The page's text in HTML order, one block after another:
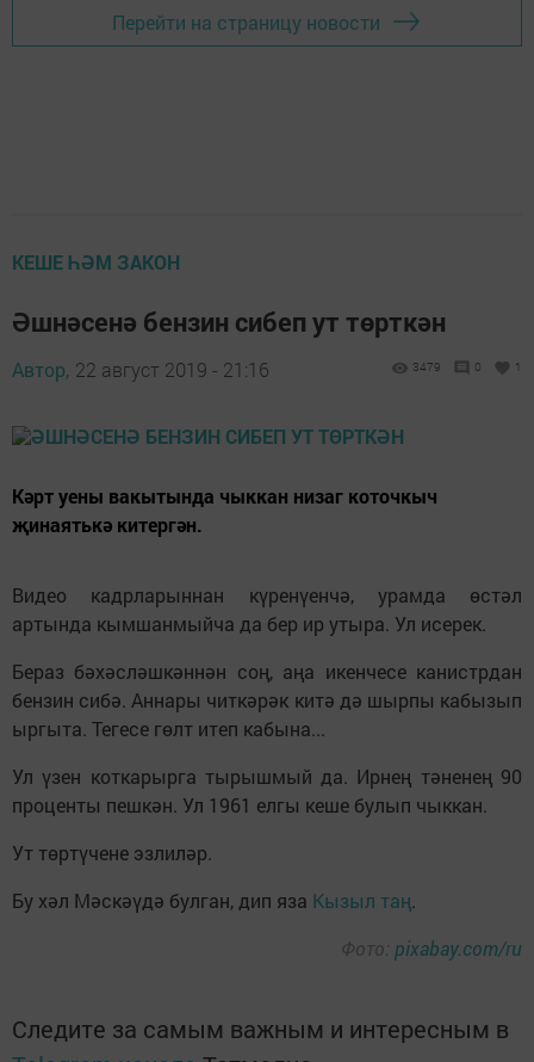
Перейти на страницу новости
КЕШЕ ҺӘМ ЗАКОН
Әшнәсенә бензин сибеп ут төрткән
Автор, 22 август 2019 - 21:16 3479 0 1
Кәрт уены вакытында чыккан низаг коточкыч
җинаятькә китергән.
Видео кадрларыннан күренүенчә, урамда өстәл
артында кымшанмыйча да бер ир утыра. Ул исерек.
Бераз бәхәсләшкәннән соң, аңа икенчесе канистрдан
бензин сибә. Аннары читкәрәк китә дә шырпы кабызып
ыргыта. Тегесе гөлт итеп кабына...
Ул үзен коткарырга тырышмый да. Ирнең тәненең 90
проценты пешкән. Ул 1961 елгы кеше булып чыккан.
Ут төртүчене эзлиләр.
Бу хәл Мәскәүдә булган, дип яза Кызыл таң.
Фото: pixabay.com/ru
Следите за самым важным и интересным в